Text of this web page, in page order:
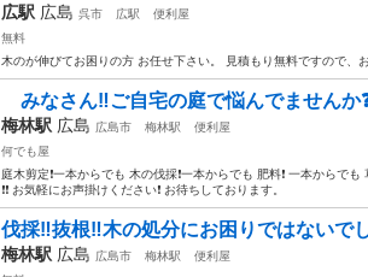
広駅 広島 呉市 広駅
便利屋
無料
木のが伸びてお困りの方 お任せ下さい。 見積もり無料ですので、
みなさん‼️ご自宅の庭で悩んでませんか
梅林駅 広島 広島市 梅林駅
便利屋
何でも屋
庭木剪定❗️一本からでも 木の伐採❗️一本からでも 肥料❗️ 一本から
❗️❗️ お気軽にお声掛けください❗️ お待ちしております。
伐採‼️抜根‼️木の処分にお困りではないで
梅林駅 広島 広島市 梅林駅
便利屋